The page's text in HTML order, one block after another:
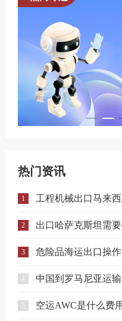
热门资讯
1 工程机械出口马来
2
3 危险品海运出口操
4 中国到罗马尼亚运
5